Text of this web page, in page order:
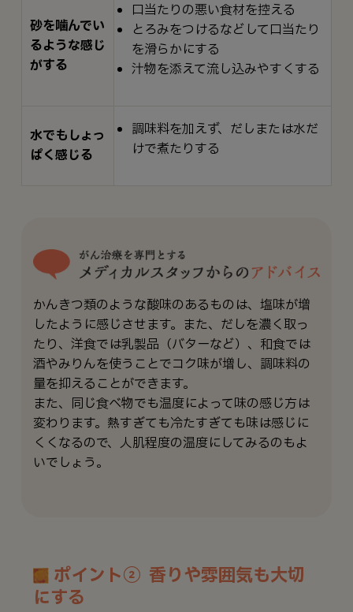
砂を噛んでい
るような感じ
がする
口当たりの悪い食材を控える
とろみをつけるなどして口当たり
を滑らかにする
汁物を添えて流し込みやすくする
水でもしょっ
ぱく感じる
調味料を加えず、だしまたは水だ
けで煮たりする
かんきつ類のような酸味のあるものは、塩味が増
したように感じさせます。また、だしを濃く取っ
たり、洋食では乳製品（バターなど）、和食では
酒やみりんを使うことでコク味が増し、調味料の
量を抑えることができます。
また、同じ食べ物でも温度によって味の感じ方は
変わります。熱すぎても冷たすぎても味は感じに
くくなるので、人肌程度の温度にしてみるのもよ
いでしょう。
ポイント② 香りや雰囲気も大切
にする